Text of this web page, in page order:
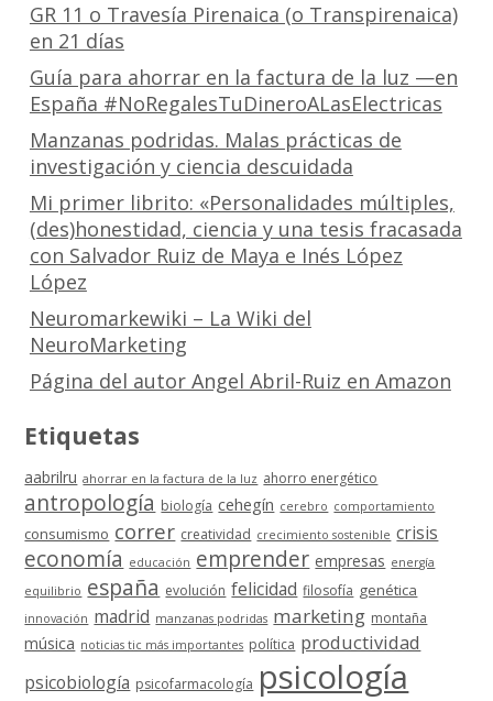
GR 11 o Travesía Pirenaica (o Transpirenaica)
en 21 días
Guía para ahorrar en la factura de la luz —en
España #NoRegalesTuDineroALasElectricas
Manzanas podridas. Malas prácticas de
investigación y ciencia descuidada
Mi primer librito: «Personalidades múltiples,
(des)honestidad, ciencia y una tesis fracasada
con Salvador Ruiz de Maya e Inés López
López
Neuromarkewiki – La Wiki del
NeuroMarketing
Página del autor Angel Abril-Ruiz en Amazon
Etiquetas
aabrilru ahorrar en la factura de la luz ahorro energético
antropología biología cehegín cerebro comportamiento
consumismo correr creatividad crecimiento sostenible crisis
economía educación emprender empresas energía
equilibrio españa evolución felicidad filosofía genética
innovación madrid manzanas podridas marketing montaña
música noticias tic más importantes política productividad
psicobiología psicofarmacología psicología